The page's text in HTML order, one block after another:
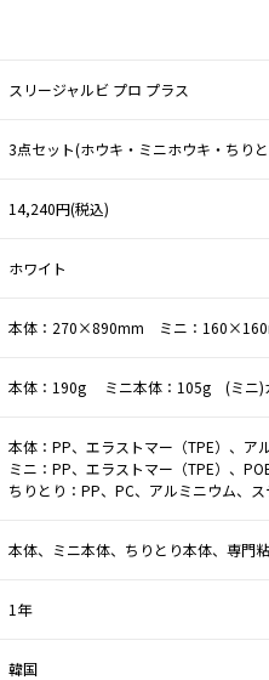
スリージャルビ プロ プラス
3点セット(ホウキ・ミニホウキ・ちり
14,240円(税込)
ホワイト
本体：270×890mm ミニ：
本体：190g ミニ本体：105g (ミニ)
本体：PP、エラストマー（TPE）、ア
ミニ：PP、エラストマー（TPE）、
ちりとり：PP、PC、アルミニウム、ス
本体、ミニ本体、ちりとり本体、専門
1年
韓国